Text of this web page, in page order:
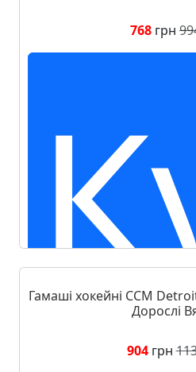
768 грн
Гамаші хокейні CCM
Дорослі
904грн